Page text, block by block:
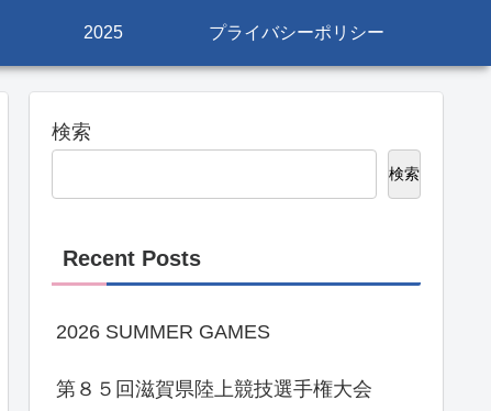
2025 プライバシーポリシー
検索
検索
Recent Posts
2026 SUMMER GAMES
第８５回滋賀県陸上競技選手権大会